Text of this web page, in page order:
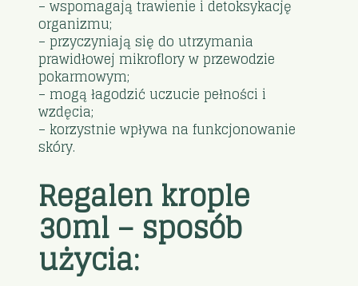
– wspomagają trawienie i detoksykację
organizmu;
– przyczyniają się do utrzymania
prawidłowej mikroflory w przewodzie
pokarmowym;
– mogą łagodzić uczucie pełności i
wzdęcia;
– korzystnie wpływa na funkcjonowanie
skóry.
Regalen krople
30ml – sposób
użycia: